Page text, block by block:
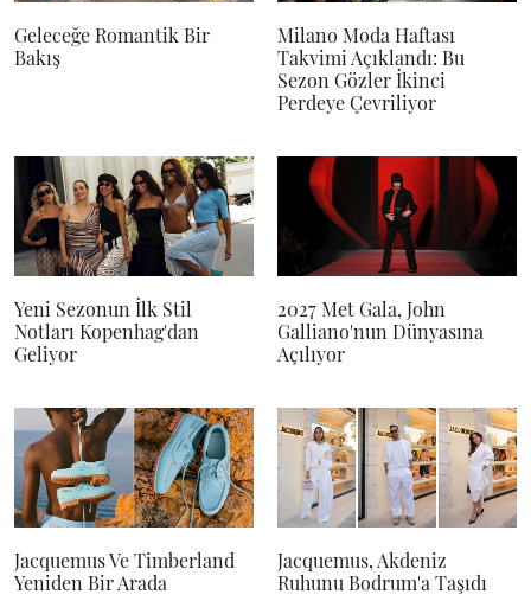
Geleceğe Romantik Bir
Bakış
Milano Moda Haftası
Takvimi Açıklandı: Bu
Sezon Gözler İkinci
Perdeye Çevriliyor
Yeni Sezonun İlk Stil
Notları Kopenhag'dan
Geliyor
2027 Met Gala, John
Galliano'nun Dünyasına
Açılıyor
Jacquemus Ve Timberland
Yeniden Bir Arada
Jacquemus, Akdeniz
Ruhunu Bodrum'a Taşıdı